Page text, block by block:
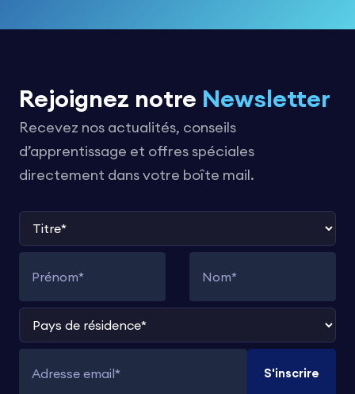
Rejoignez notre Newsletter
Recevez nos actualités, conseils
d’apprentissage et offres spéciales
directement dans votre boîte mail.
Titre
Pays de résidence
Adresse email
S'inscrire